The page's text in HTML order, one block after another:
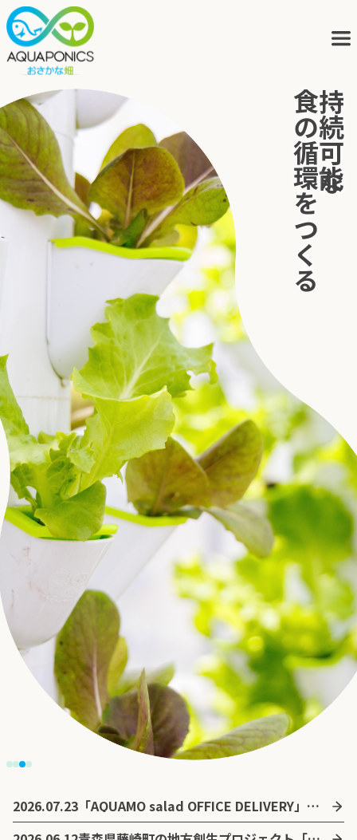
アクアポニックスとは
サービス
ブログ
アクポニの歩み
採用
よくある質問
会社概要お問合せプライバシーポリシー
オンラインストア
アクアポニックス説明会
持続可能な
食の循環をつくる
2026.07.23
「AQUAMO salad OFFICE DELIVERY」に週替わりのライスBOXとデリサンドが新登場